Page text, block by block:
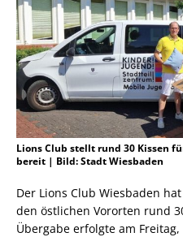
Lions Club stellt rund 30 Kissen
bereit | Bild: Stadt Wiesbaden
Der Lions Club Wiesbaden
den östlichen Vororten rund
Übergabe erfolgte am